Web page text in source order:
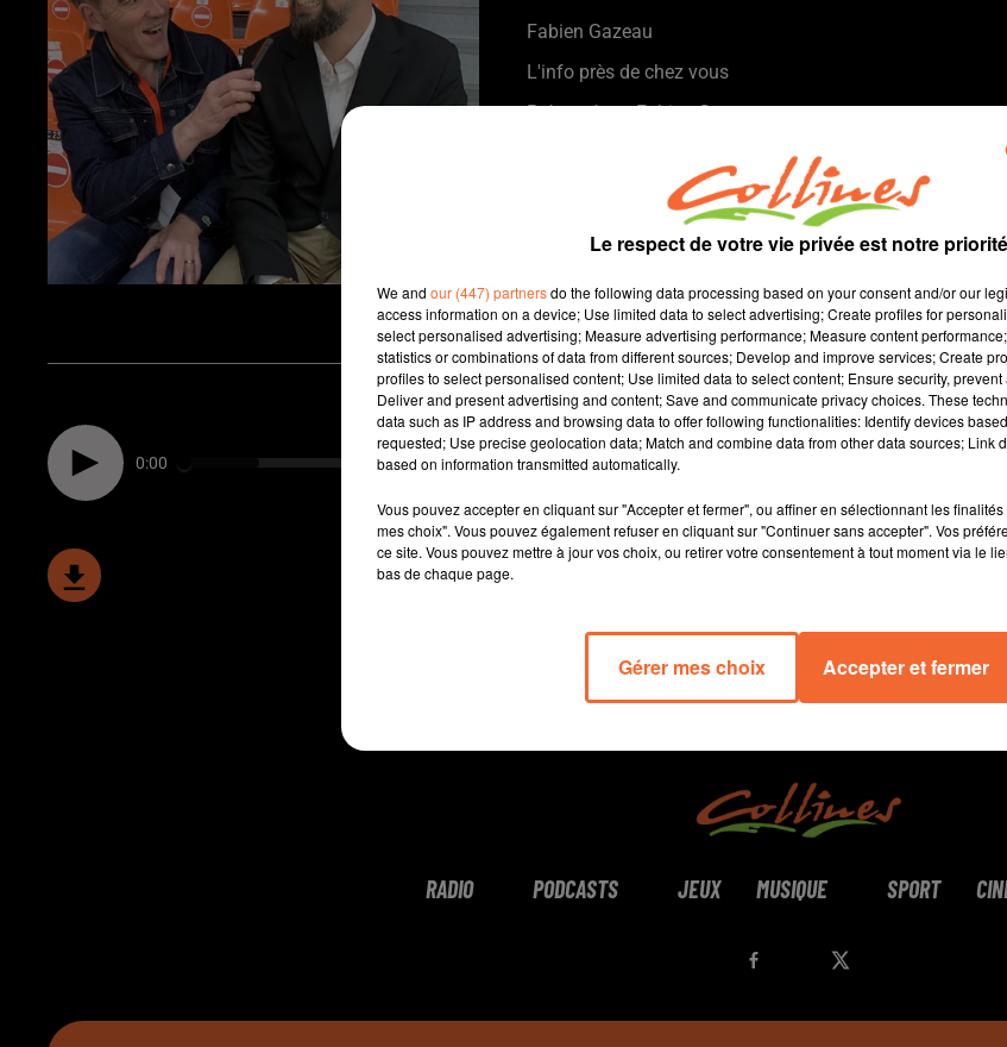
Fabien Gazeau
L'info près de chez vous
Présenté par Fabien Gazeau
- Il y a eu moins de décès sur les routes en Deux-Sèvres
mais le bilan reste toujours beaucoup trop lourd.
- La mobilisation contre la réforme des retraites demain
- La bonne collecte des Restos du Coeur ce week-end
une inflation galopante.
- La Fondation du Patrimoine est aux côtés des
privés et publics pour restaurer le bâti.
- Le nouveau directeur sportif de Cholet basket, Guillaume
Costentin...
0:00
RADIO PODCASTS JEUX MUSIQUE SPORT
Le respect de votre vie privée est notre priorité
We and our (447) partnersdo the following data processing based on your consent and/or our
access information on a device; Use limited data to select advertising; Create profiles for
select personalised advertising; Measure advertising performance; Measure content
statistics or combinations of data from different sources; Develop and improve services; Create
profiles to select personalised content; Use limited data to select content; Ensure security,
Deliver and present advertising and content; Save and communicate privacy choices. These
data such as IP address and browsing data to offer following functionalities: Identify devices
requested; Use precise geolocation data; Match and combine data from other data sources; Link
based on information transmitted automatically.
Vous pouvez accepter en cliquant sur "Accepter et fermer", ou affiner en sélectionnant les
mes choix". Vous pouvez également refuser en cliquant sur "Continuer sans accepter". Vos
ce site. Vous pouvez mettre à jour vos choix, ou retirer votre consentement à tout moment via le
bas de chaque page.
Gérer mes choix Accepter et fermer